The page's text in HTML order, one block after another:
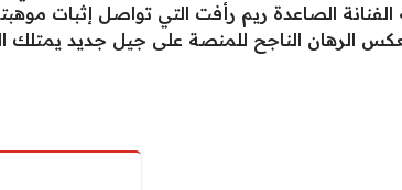
الفنانة الصاعدة ريم رأفت التي تواصل إثبات
يعكس الرهان الناجح للمنصة على جيل جديد يمتلك